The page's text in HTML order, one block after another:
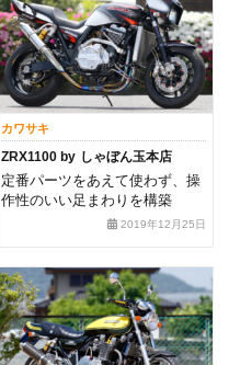
カワサキ
ZRX1100 by しゃぼん玉本店
定番パーツをあえて使わず、操
作性のいい足まわりを構築
2019年12月25日